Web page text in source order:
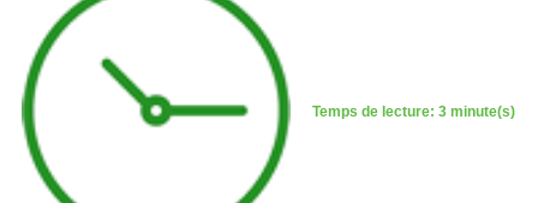
Temps de lecture: 3 minute(s)